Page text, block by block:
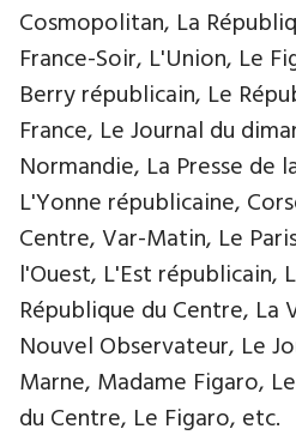
Cosmopolitan, La
France-Soir, L'Union, Le
Berry républicain, Le
France, Le Journal du
Normandie, La Presse de
L'Yonne républicaine,
Centre, Var-Matin, Le
l'Ouest, L'Est républicain,
République du Centre, La
Nouvel Observateur, Le
Marne, Madame Figaro,
du Centre, Le Figaro, etc.